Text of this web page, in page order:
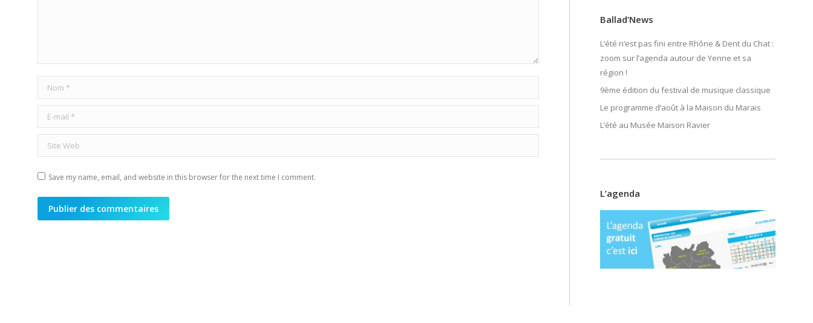
Nom *
E-mail *
Site Web
Save my name, email, and website in this browser for the next time I comment.
Publier des commentaires
Ballad’News
L’été n’est pas fini entre Rhône & Dent du Chat :
zoom sur l’agenda autour de Yenne et sa
région !
9ème édition du festival de musique classique
Le programme d’août à la Maison du Marais
L’été au Musée Maison Ravier
L’agenda